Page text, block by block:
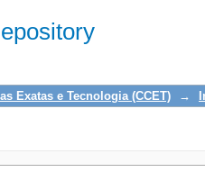
Exatas e Tecnologia (CCET) →